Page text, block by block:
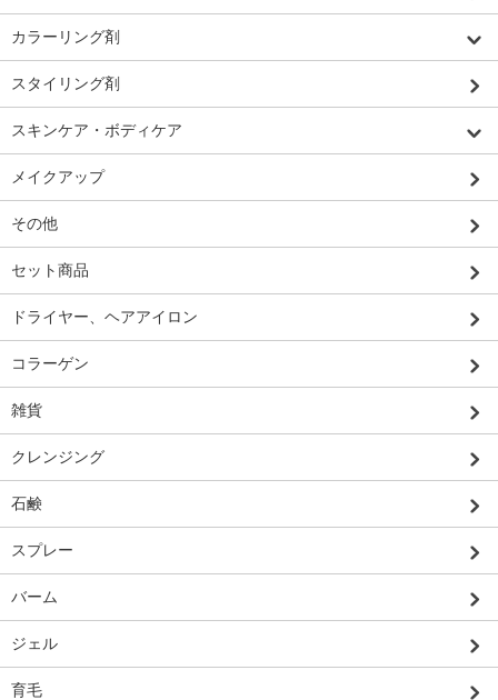
カラーリング剤
スタイリング剤
スキンケア・ボディケア
メイクアップ
その他
セット商品
ドライヤー、ヘアアイロン
コラーゲン
雑貨
クレンジング
石鹸
スプレー
バーム
ジェル
育毛